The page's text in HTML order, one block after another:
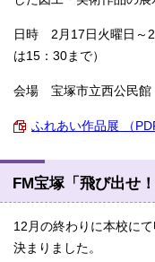
日時 2月17日火曜日～
は15：30まで）
会場 宝塚市立西公民館
ふれあい作品展 （
FM宝塚「飛び出せ
12月の終わりに本校に
決まりました。